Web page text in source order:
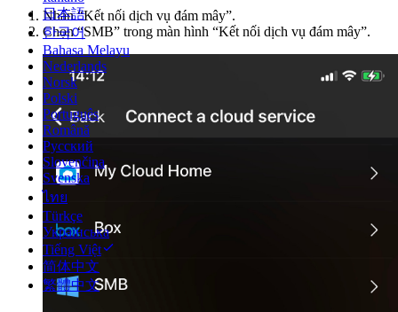
日本語
한국어
Bahasa Melayu
Nederlands
Norsk
Polski
Português
Română
Русский
Slovenčina
Svenska
ไทย
Türkçe
Українська
Tiếng Việt
简体中文
繁體中文
Nhấn “Kết nối dịch vụ đám mây”.
Chọn “SMB” trong màn hình “Kết nối dịch vụ đám mây”.